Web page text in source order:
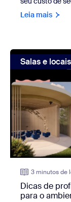
Leia mais
view: Dicas de
Salas e
3 minutos de
Dicas de
para o